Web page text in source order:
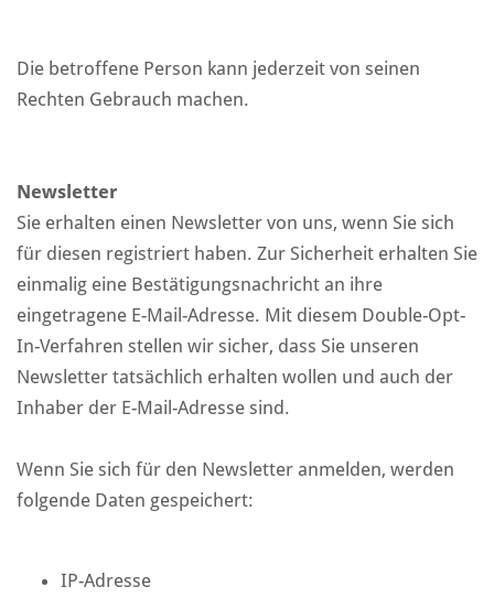
Die betroffene Person kann jederzeit von seinen
Rechten Gebrauch machen.
Newsletter
Sie erhalten einen Newsletter von uns, wenn Sie sich
für diesen registriert haben. Zur Sicherheit erhalten Sie
einmalig eine Bestätigungsnachricht an ihre
eingetragene E-Mail-Adresse. Mit diesem Double-Opt-
In-Verfahren stellen wir sicher, dass Sie unseren
Newsletter tatsächlich erhalten wollen und auch der
Inhaber der E-Mail-Adresse sind.
Wenn Sie sich für den Newsletter anmelden, werden
folgende Daten gespeichert:
IP-Adresse